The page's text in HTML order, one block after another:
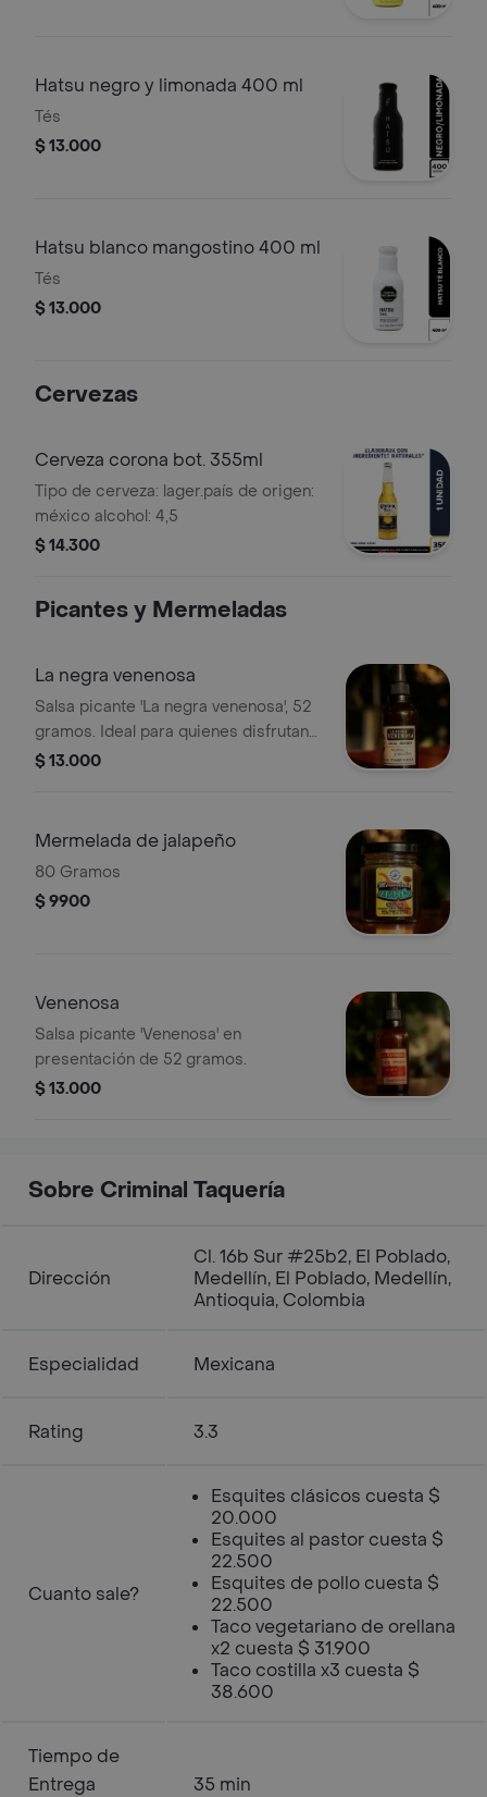
Hatsu negro y limonada 400 ml
Tés
$ 13.000
Hatsu blanco mangostino 400 ml
Tés
$ 13.000
Cervezas
Cerveza corona bot. 355ml
Tipo de cerveza: lager.país de origen:
méxico alcohol: 4,5
$ 14.300
Picantes y Mermeladas
La negra venenosa
Salsa picante 'La negra venenosa', 52
gramos. Ideal para quienes disfrutan
del picante intenso.
$ 13.000
Mermelada de jalapeño
80 Gramos
$ 9900
Venenosa
Salsa picante 'Venenosa' en
presentación de 52 gramos.
$ 13.000
Sobre Criminal Taquería
Dirección
Cl. 16b Sur #25b2, El Poblado,
Medellín, El Poblado, Medellín,
Antioquia, Colombia
Especialidad Mexicana
Rating 3.3
Cuanto sale?
Esquites clásicos cuesta $
20.000
Esquites al pastor cuesta $
22.500
Esquites de pollo cuesta $
22.500
Taco vegetariano de orellana
x2 cuesta $ 31.900
Taco costilla x3 cuesta $
38.600
Tiempo de
Entrega
35 min